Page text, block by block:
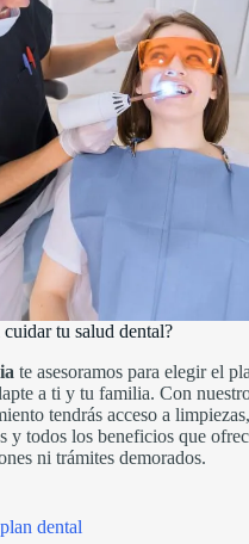
tu salud dental?
te asesoramos para elegir el
a ti y tu familia. Con
tendrás acceso a
y todos los beneficios que
ni trámites demorados.
dental